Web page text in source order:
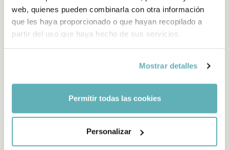
web, quienes pueden combinarla con otra información
que les haya proporcionado o que hayan recopilado a
partir del uso que haya hecho de sus servicios.
Mostrar detalles
Permitir todas las cookies
Personalizar
entender y analizar todas las necesidades del cliente para
definir la estrategia de comunicación digital, de contenidos
y de marketing digital.